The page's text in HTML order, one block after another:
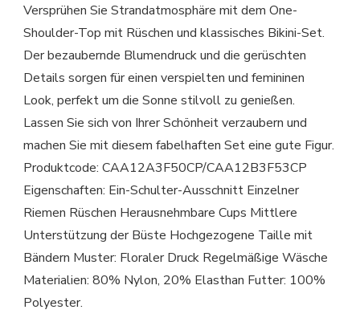
Versprühen Sie Strandatmosphäre mit dem One-
Shoulder-Top mit Rüschen und klassisches Bikini-Set.
Der bezaubernde Blumendruck und die gerüschten
Details sorgen für einen verspielten und femininen
Look, perfekt um die Sonne stilvoll zu genießen.
Lassen Sie sich von Ihrer Schönheit verzaubern und
machen Sie mit diesem fabelhaften Set eine gute Figur.
Produktcode: CAA12A3F50CP/CAA12B3F53CP
Eigenschaften: Ein-Schulter-Ausschnitt Einzelner
Riemen Rüschen Herausnehmbare Cups Mittlere
Unterstützung der Büste Hochgezogene Taille mit
Bändern Muster: Floraler Druck Regelmäßige Wäsche
Materialien: 80% Nylon, 20% Elasthan Futter: 100%
Polyester.